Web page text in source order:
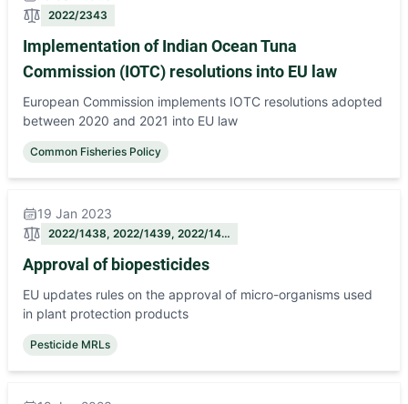
2022/2343
Implementation of Indian Ocean Tuna
Commission (IOTC) resolutions into EU law
European Commission implements IOTC resolutions adopted
between 2020 and 2021 into EU law
Common Fisheries Policy
19 Jan 2023
2022/1438, 2022/1439, 2022/14…
Approval of biopesticides
EU updates rules on the approval of micro-organisms used
in plant protection products
Pesticide MRLs